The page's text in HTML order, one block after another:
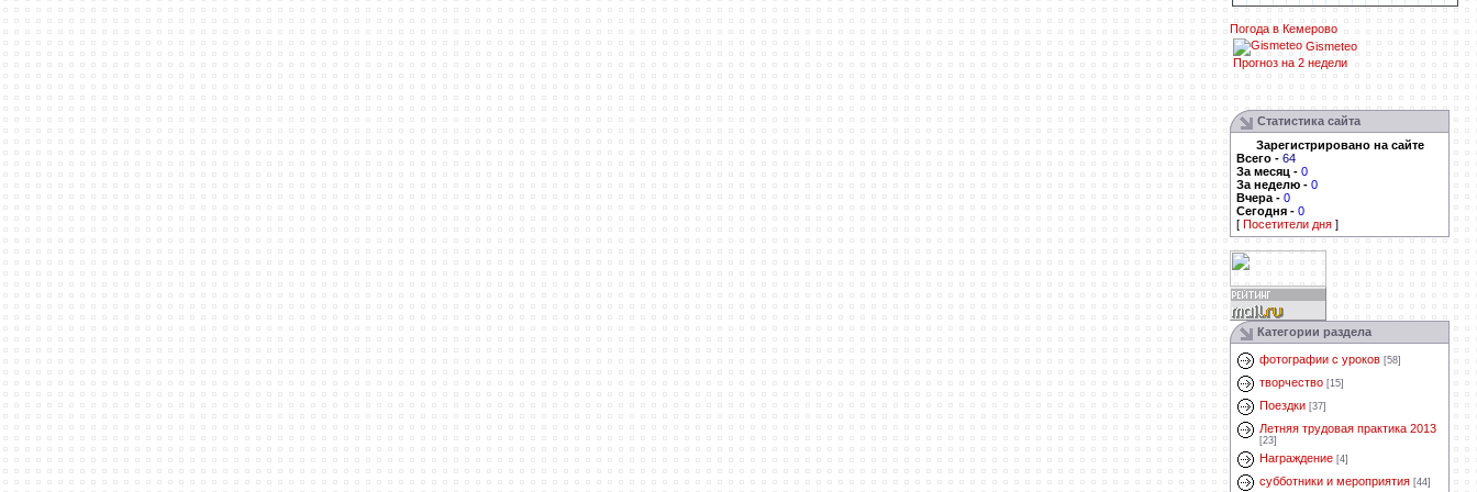
Погода в Кемерово
Gismeteo
Прогноз на 2 недели
Статистика сайта
Зарегистрировано на сайте
Всего - 64
За месяц - 0
За неделю - 0
Вчера - 0
Сегодня - 0
[ Посетители дня ]
Категории раздела
фотографии с уроков [58]
творчество [15]
Поездки [37]
Летняя трудовая практика 2013
[23]
Награждение [4]
субботники и мероприятия [44]